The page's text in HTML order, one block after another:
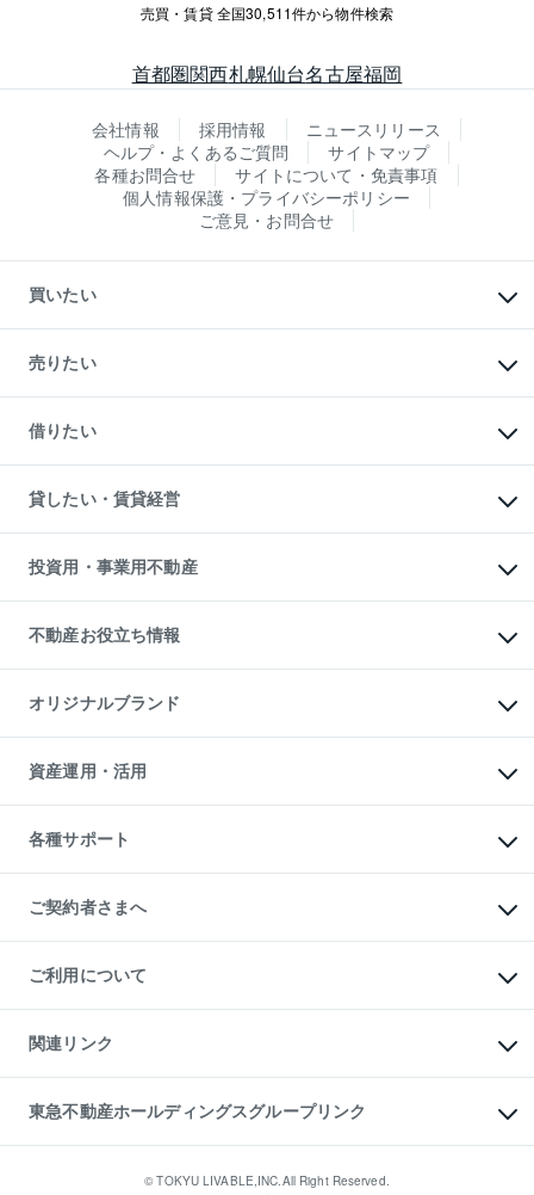
売買・賃貸 全国30,511件から物件検索
首都圏関西札幌仙台名古屋福岡
会社情報 採用情報
ニュースリリース
ヘルプ・よくあるご質問
サイトマップ
各種お問合せ
サイトについて・免責事項
個人情報保護・プライバシーポリシー
ご意見・お問合せ
買いたい
新築・分譲マンションの購入
中古マンションの購入
一戸建ての購入
中古一戸建ての購入
不動産購入の流れ
注目キーワード物件特集
購入ガイド
English 繁体中文簡体中文
売りたい
一戸建ての売却・査定
土地の売却・査定
スピードAI査定
不動産査定について
不動産売却の流れ
不動産買換えの流れ
売却ガイド
借りたい
オフィス・店舗の賃貸
借りるときの流れ
借りるガイド
貸したい・賃貸経営
マンション賃料データ
賃貸管理プラン
リロケーションについて
貸すガイド
投資用・事業用不動産
事業用不動産
マンション投資
投資用マンション
アパート経営
収益物件
ビル購入（ビル一棟）
投資用不動産の売却査定
事業用不動産の売却査定
不動産お役立ち情報
マンションライブラリー
人気マンションランキング
暮らしに役立つ不動産メディア
不動産相場・不動産価格情報
不動産コラム・ニュース
不動産用語集
不動産なんでもネット相談室
住まいの税金
オリジナルブランド
一棟リノベーションマンション
L`GENTE（ルジェンテ）
区分リノベーションマンション
投資用一棟レジデンスWELL
不動産小口投資
LEGACIA（レガシア）
資産運用・活用
不動産M&A
アセットマネジメント・出資
各種サポート
相続サポート
リフォームサポート
ご契約者さまへ
ご紹介・再契約特典
入居者様専用-各種ご案内（賃貸）
東急こすもす会「こすもすWeb」
ご利用について
金融商品取引について
東急リバブル ソーシャルメディアポリシー
ご意見・お問い合わせ（金融商品取引専用の相談・お問い合わせ窓口）
ダイレクトメール（郵送物）・Eメールなどの送付停止について
関連リンク
これからご結婚される方に東急百貨店のブライダルクラブ
人材サービスのご用命は 東急リバブルスタッフ株式会社まで
東北の逸品を贈ります 東北すぐれものセレクション
東急不動産ホールディングスグループリンク
東急コミュニティー© TOKYU LIVABLE,INC.All Right Reserved.